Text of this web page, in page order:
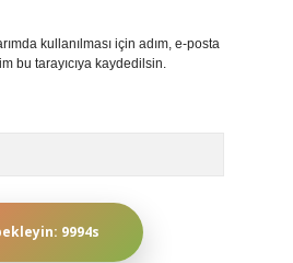
kullanılması için adım, e-posta
bu tarayıcıya kaydedilsin.